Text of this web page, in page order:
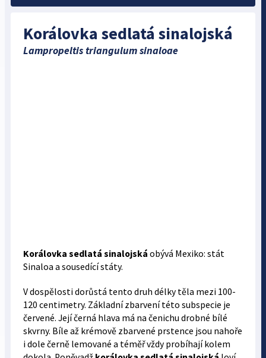
Korálovka sedlatá sinalojská
Lampropeltis triangulum sinaloae
Korálovka sedlatá sinalojská obývá Mexiko: stát
Sinaloa a sousedící státy.
V dospělosti dorůstá tento druh délky těla mezi 100-
120 centimetry. Základní zbarvení této subspecie je
červené. Její černá hlava má na čenichu drobné bílé
skvrny. Bíle až krémově zbarvené prstence jsou nahoře
i dole černě lemované a téměř vždy probíhají kolem